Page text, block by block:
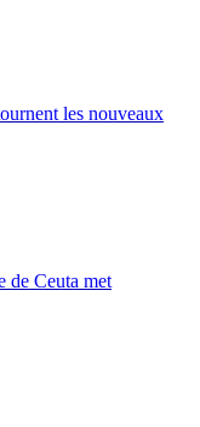
les nouveaux
de Ceuta met